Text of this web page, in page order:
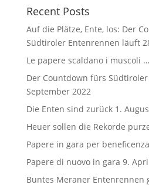
Recent Posts
Auf die Plätze, Ente, los: Der
Südtiroler Entenrennen läuft
Le papere scaldano i muscoli …
Der Countdown fürs
September 2022
Die Enten sind zurück 1.
Heuer sollen die Rekorde
Papere in gara per beneficenza
Papere di nuovo in gara 9.
Buntes Meraner Entenrennen